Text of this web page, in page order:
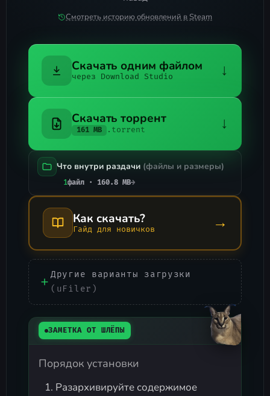
Смотреть историю обновлений в Steam
Скачать одним файлом
через Download Studio ↓
Скачать торрент
161 MB .torrent ↓
Что внутри раздачи (файлы и размеры)
1файл · 160.8 MB→
Как скачать?
Гайд для новичков →
Другие варианты загрузки
(uFiler)
ЗАМЕТКА ОТ ШЛЁПЫ
Порядок установки
Разархивируйте содержимое